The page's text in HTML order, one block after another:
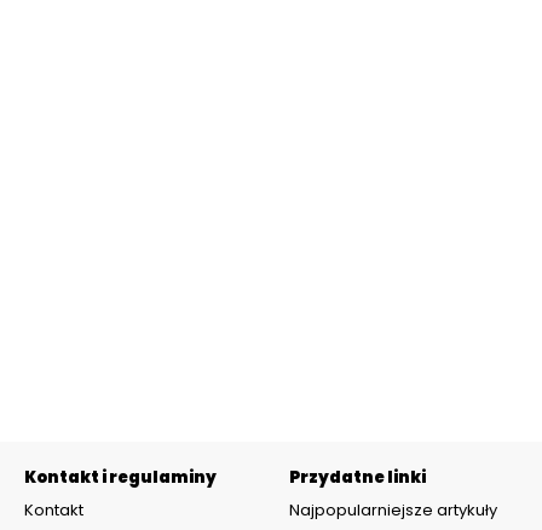
Kontakt i regulaminy
Kontakt
Przydatne linki
Najpopularniejsze artykuły